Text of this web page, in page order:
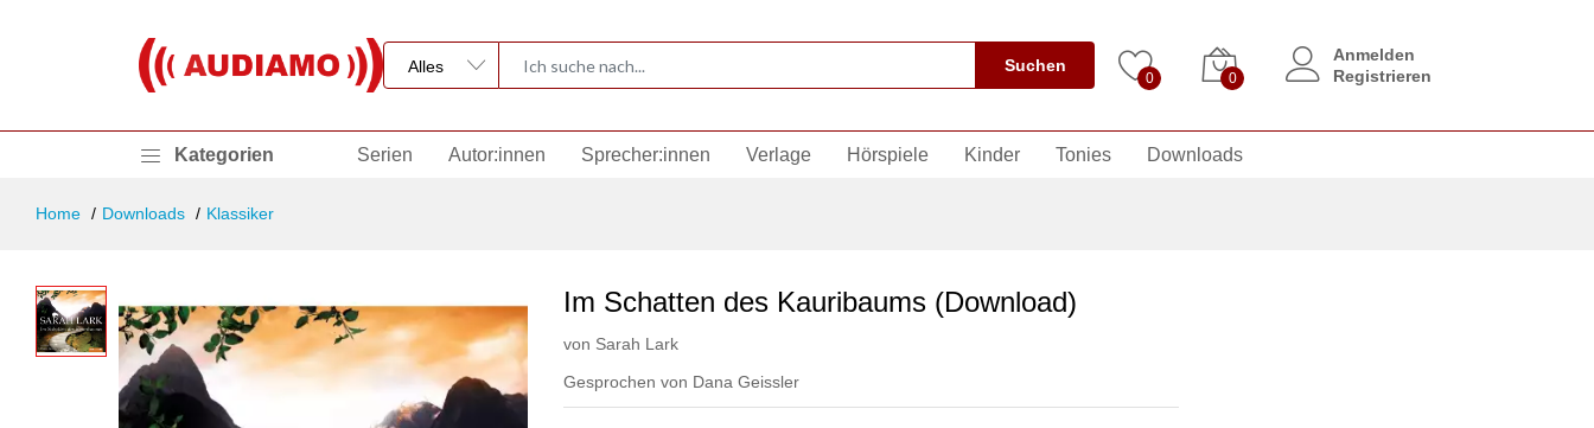
Suchen
0 0
Anmelden
Registrieren
Kategorien Serien Autor:innen Sprecher:innen Verlage Hörspiele Kinder Tonies Downloads
Home Downloads Klassiker
Im Schatten des Kauribaums (Download)
von Sarah Lark
Gesprochen von Dana Geissler